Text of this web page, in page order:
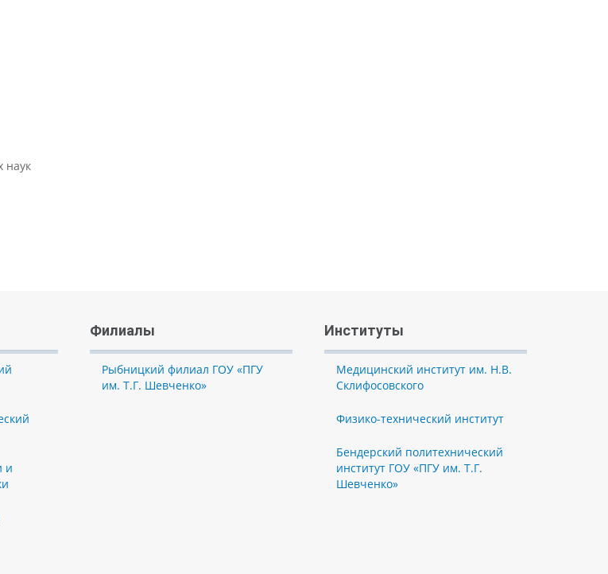
наук
и
Филиалы
Рыбницкий филиал ГОУ «ПГУ
им. Т.Г. Шевченко»
Институты
Медицинский институт им. Н.В.
Склифосовского
Физико-технический институт
Бендерский политехнический
институт ГОУ «ПГУ им. Т.Г.
Шевченко»